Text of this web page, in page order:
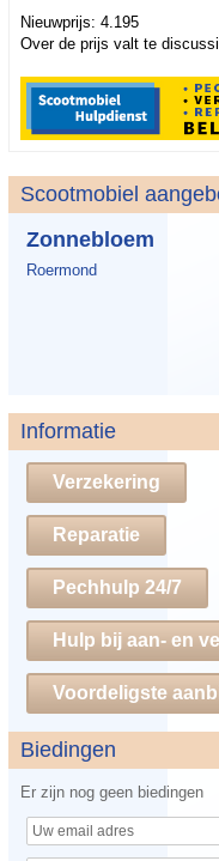
Nieuwprijs: 4.195
Over de prijs valt te
Scootmobiel
Zonnebloem
Roermond
Informatie
Verzekering
Reparatie
Pechhulp 24/7
Hulp bij aan- en
Voordeligste
Biedingen
Er zijn nog geen biedingen